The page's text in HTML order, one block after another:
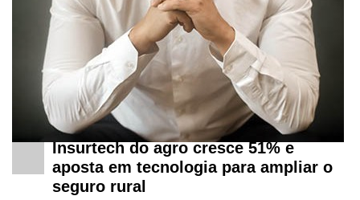
Insurtech do agro cresce 51% e
aposta em tecnologia para ampliar o
seguro rural